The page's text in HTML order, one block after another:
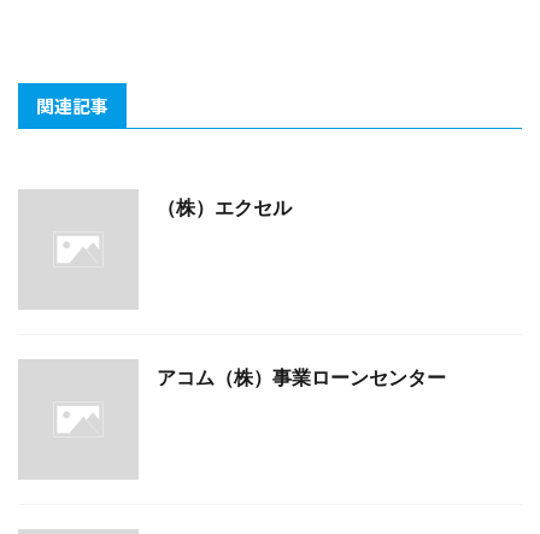
関連記事
（株）エクセル
アコム（株）事業ローンセンター